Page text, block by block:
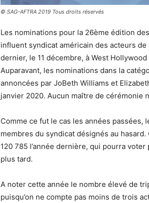
© SAG-AFTRA 2019 Tous droits réservés
Les nominations pour la 26ème édition
influent syndicat américain des acteurs
dernier, le 11 décembre, à West
Auparavant, les nominations dans la
annoncées par JoBeth Williams et
janvier 2020. Aucun maître de cérémonie
Comme ce fut le cas les années
membres du syndicat désignés au
120 785 l’année dernière, qui pourra
plus tard.
A noter cette année le nombre élevé de
puisqu’on ne compte pas moins de trois